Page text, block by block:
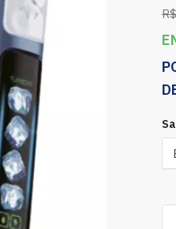
R$